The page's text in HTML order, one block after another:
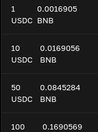
1
USDC
0.0016905
BNB
10
USDC
0.0169056
BNB
50
USDC
0.0845284
BNB
100
0.1690569